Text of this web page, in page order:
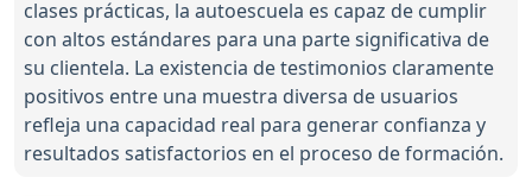
clases prácticas, la autoescuela es capaz de cumplir
con altos estándares para una parte significativa de
su clientela. La existencia de testimonios claramente
positivos entre una muestra diversa de usuarios
refleja una capacidad real para generar confianza y
resultados satisfactorios en el proceso de formación.